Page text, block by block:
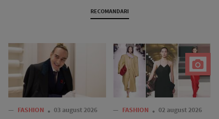
RECOMANDARI
— FASHION 03 august 2026 — FASHION 02 august 2026